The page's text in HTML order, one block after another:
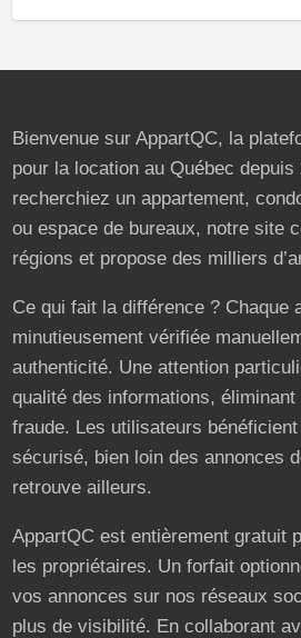
Bienvenue sur AppartQC, la
pour la location au Québec depuis
recherchiez un appartement,
ou espace de bureaux, notre site
régions et propose des milliers
Ce qui fait la différence ? Chaque
minutieusement vérifiée
authenticité. Une attention
qualité des informations,
fraude. Les utilisateurs
sécurisé, bien loin des annonces
retrouve ailleurs.
AppartQC est entièrement gratuit
les propriétaires. Un forfait
vos annonces sur nos réseaux
plus de visibilité. En collaborant